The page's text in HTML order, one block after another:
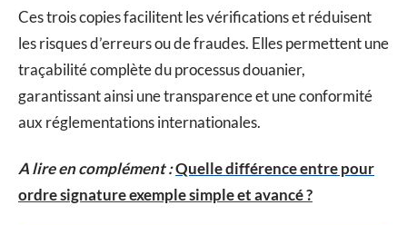
Ces trois copies facilitent les vérifications et réduisent
les risques d’erreurs ou de fraudes. Elles permettent une
traçabilité complète du processus douanier,
garantissant ainsi une transparence et une conformité
aux réglementations internationales.
A lire en complément :Quelle différence entre pour
ordre signature exemple simple et avancé ?